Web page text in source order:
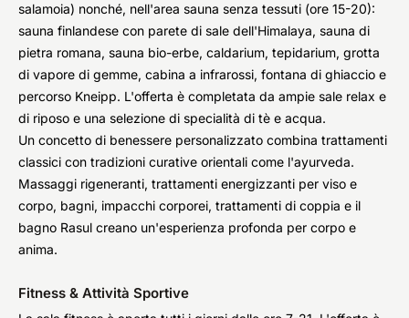
salamoia) nonché, nell'area sauna senza tessuti (ore 15-20):
sauna finlandese con parete di sale dell'Himalaya, sauna di
pietra romana, sauna bio-erbe, caldarium, tepidarium, grotta
di vapore di gemme, cabina a infrarossi, fontana di ghiaccio e
percorso Kneipp. L'offerta è completata da ampie sale relax e
di riposo e una selezione di specialità di tè e acqua.
Un concetto di benessere personalizzato combina trattamenti
classici con tradizioni curative orientali come l'ayurveda.
Massaggi rigeneranti, trattamenti energizzanti per viso e
corpo, bagni, impacchi corporei, trattamenti di coppia e il
bagno Rasul creano un'esperienza profonda per corpo e
anima.
Fitness & Attività Sportive